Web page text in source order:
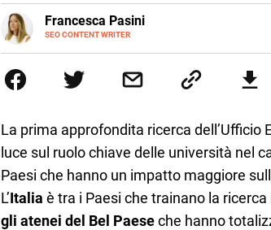
Francesca Pasini
SEO CONTENT WRITER
E-
MAIL
parlano di luoghi, viaggi unici, cultura e
per passione.
La prima approfondita ricerca dell’Ufficio
luce sul ruolo chiave delle università nel
Paesi che hanno un impatto maggiore
L’Italia è tra i Paesi che trainano la
gli atenei del Bel Paeseche hanno